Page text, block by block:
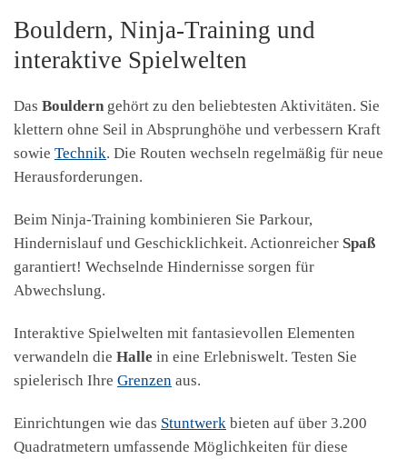
Bouldern, Ninja-Training und
interaktive Spielwelten
Das Bouldern gehört zu den beliebtesten Aktivitäten. Sie
klettern ohne Seil in Absprunghöhe und verbessern Kraft
sowie Technik. Die Routen wechseln regelmäßig für neue
Herausforderungen.
Beim Ninja-Training kombinieren Sie Parkour,
Hindernislauf und Geschicklichkeit. Actionreicher Spaß
garantiert! Wechselnde Hindernisse sorgen für
Abwechslung.
Interaktive Spielwelten mit fantasievollen Elementen
verwandeln die Halle in eine Erlebniswelt. Testen Sie
spielerisch Ihre Grenzen aus.
Einrichtungen wie das Stuntwerk bieten auf über 3.200
Quadratmetern umfassende Möglichkeiten für diese